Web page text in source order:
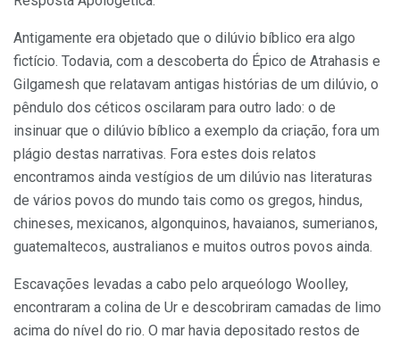
Antigamente era objetado que o dilúvio bíblico era algo
fictício. Todavia, com a descoberta do Épico de Atrahasis e
Gilgamesh que relatavam antigas histórias de um dilúvio, o
pêndulo dos céticos oscilaram para outro lado: o de
insinuar que o dilúvio bíblico a exemplo da criação, fora um
plágio destas narrativas. Fora estes dois relatos
encontramos ainda vestígios de um dilúvio nas literaturas
de vários povos do mundo tais como os gregos, hindus,
chineses, mexicanos, algonquinos, havaianos, sumerianos,
guatemaltecos, australianos e muitos outros povos ainda.
Escavações levadas a cabo pelo arqueólogo Woolley,
encontraram a colina de Ur e descobriram camadas de limo
acima do nível do rio. O mar havia depositado restos de